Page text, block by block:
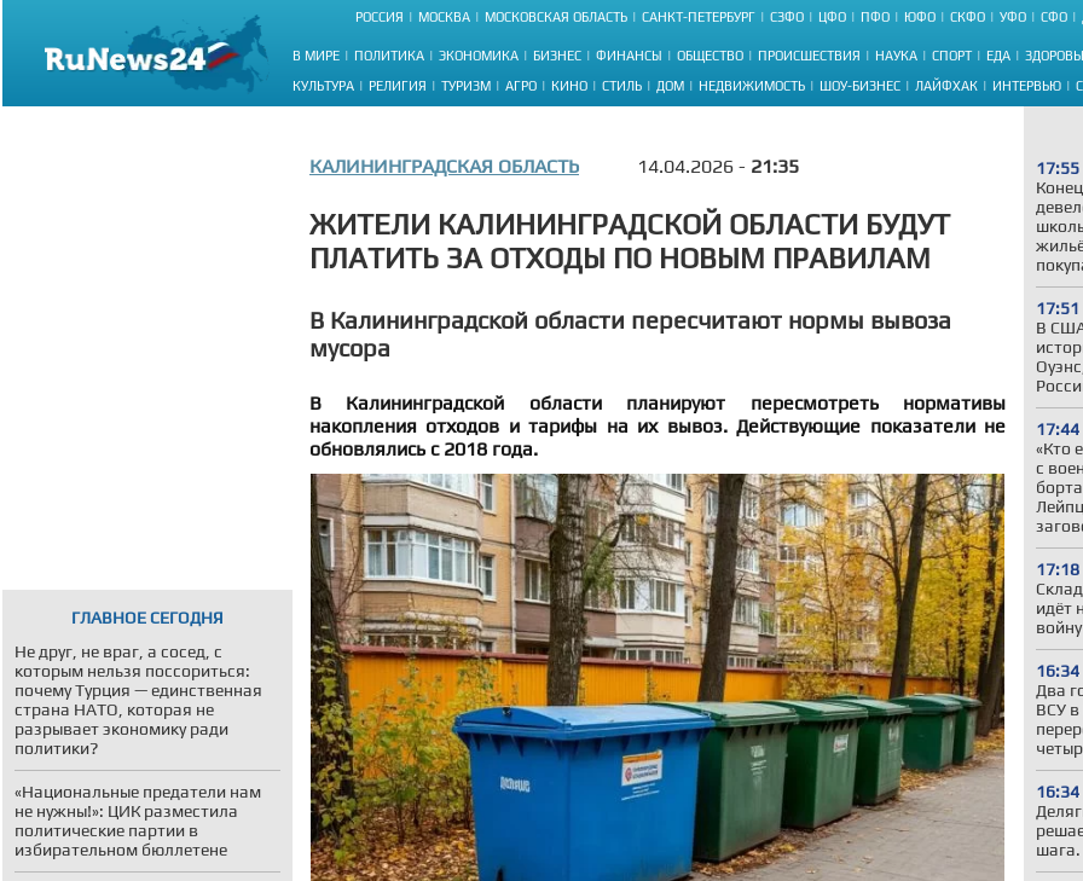
РОССИЯ МОСКВА МОСКОВСКАЯ ОБЛАСТЬ САНКТ-ПЕТЕРБУРГ СЗФО ЦФО ПФО ЮФО СКФО УФО СФО
В МИРЕ ПОЛИТИКА ЭКОНОМИКА БИЗНЕС ФИНАНСЫ ОБЩЕСТВО ПРОИСШЕСТВИЯ НАУКА СПОРТ ЕДА
КУЛЬТУРА РЕЛИГИЯ ТУРИЗМ АГРО КИНО СТИЛЬ ДОМ НЕДВИЖИМОСТЬ ШОУ-БИЗНЕС ЛАЙФХАК ИНТЕРВЬЮ
ГЛАВНОЕ СЕГОДНЯ
Не друг, не враг, а сосед, с
которым нельзя поссориться:
почему Турция — единственная
страна НАТО, которая не
разрывает экономику ради
политики?
«Национальные предатели нам
не нужны!»: ЦИК разместила
политические партии в
избирательном бюллетене
17:55
17:51
В США
17:44
«Кто
с
17:18
идёт
16:34
Два
ВСУ в
16:34
шага.
КАЛИНИНГРАДСКАЯ ОБЛАСТЬ 14.04.2026 - 21:35
ЖИТЕЛИ КАЛИНИНГРАДСКОЙ ОБЛАСТИ БУДУТ
ПЛАТИТЬ ЗА ОТХОДЫ ПО НОВЫМ ПРАВИЛАМ
В Калининградской области пересчитают нормы вывоза
мусора
В Калининградской области планируют пересмотреть нормативы
накопления отходов и тарифы на их вывоз. Действующие показатели не
обновлялись с 2018 года.